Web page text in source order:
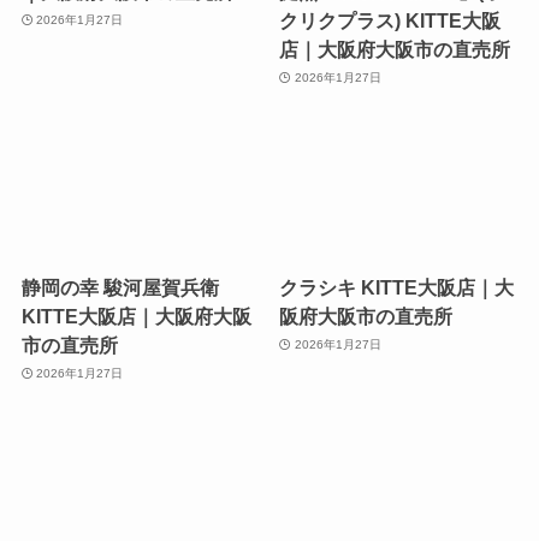
2026年1月27日
クリクプラス) KITTE大阪
店｜大阪府大阪市の直売所
2026年1月27日
静岡の幸 駿河屋賀兵衛
KITTE大阪店｜大阪府大阪
市の直売所
2026年1月27日
クラシキ KITTE大阪店｜大
阪府大阪市の直売所
2026年1月27日